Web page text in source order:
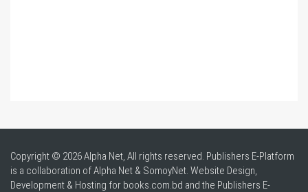
Copyright © 2026 Alpha Net, All rights reserved. Publishers E-Platform
is a collaboration of Alpha Net & SomoyNet. Website Design,
Development & Hosting for books.com.bd and the Publishers E-